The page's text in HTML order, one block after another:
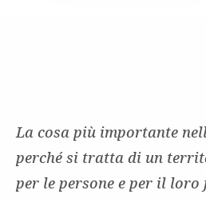
La cosa più importante
perché si tratta di un
per le persone e per il loro